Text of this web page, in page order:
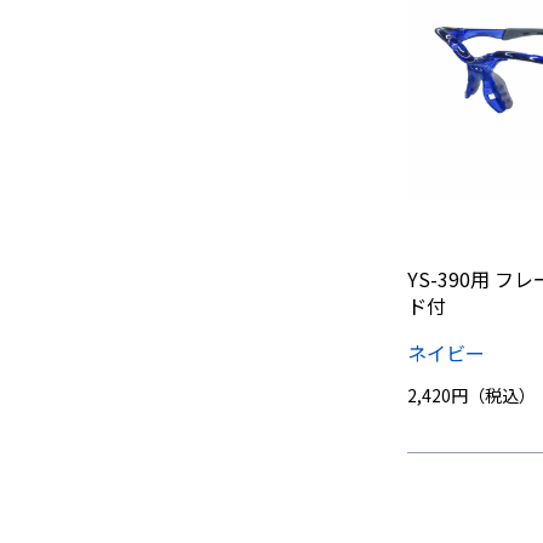
YS-390用 フレ
ド付
ネイビー
2,420円（税込）